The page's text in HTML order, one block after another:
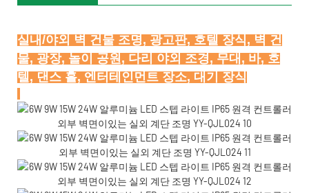
실내/야외 벽 건물 조명, 광고판, 호텔 장식, 벽 건
물, 광장, 놀이 공원, 다리 야외 조경, 무대, 바, 호